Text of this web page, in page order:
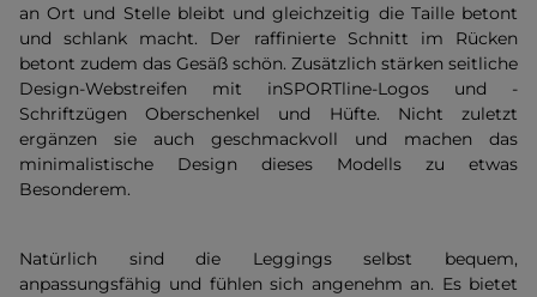
an Ort und Stelle bleibt und gleichzeitig die Taille betont
und schlank macht. Der raffinierte Schnitt im Rücken
betont zudem das Gesäß schön. Zusätzlich stärken seitliche
Design-Webstreifen mit inSPORTline-Logos und -
Schriftzügen Oberschenkel und Hüfte. Nicht zuletzt
ergänzen sie auch geschmackvoll und machen das
minimalistische Design dieses Modells zu etwas
Besonderem.
Natürlich sind die Leggings selbst bequem,
anpassungsfähig und fühlen sich angenehm an. Es bietet